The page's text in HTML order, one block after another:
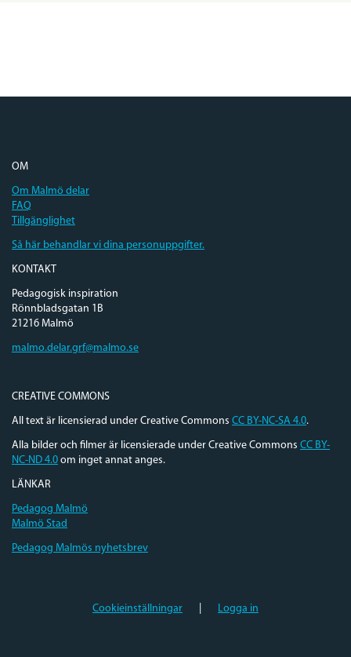
OM
Om Malmö delar
FAQ
Tillgänglighet
Så här behandlar vi dina personuppgifter.
KONTAKT
Pedagogisk inspiration
Rönnbladsgatan 1B
21216 Malmö
malmo.delar.grf@malmo.se
CREATIVE COMMONS
All text är licensierad under Creative Commons CC BY-NC-SA 4.0.
Alla bilder och filmer är licensierade under Creative Commons CC BY-
NC-ND 4.0 om inget annat anges.
LÄNKAR
Pedagog Malmö
Malmö Stad
Pedagog Malmös nyhetsbrev
Cookieinställningar Logga in